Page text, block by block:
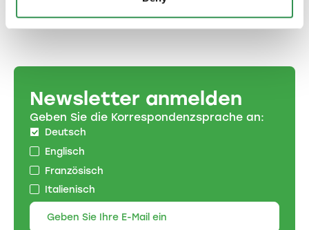
Newsletter anmelden
Geben Sie die Korrespondenzsprache an:
Deutsch
Englisch
Französisch
Italienisch